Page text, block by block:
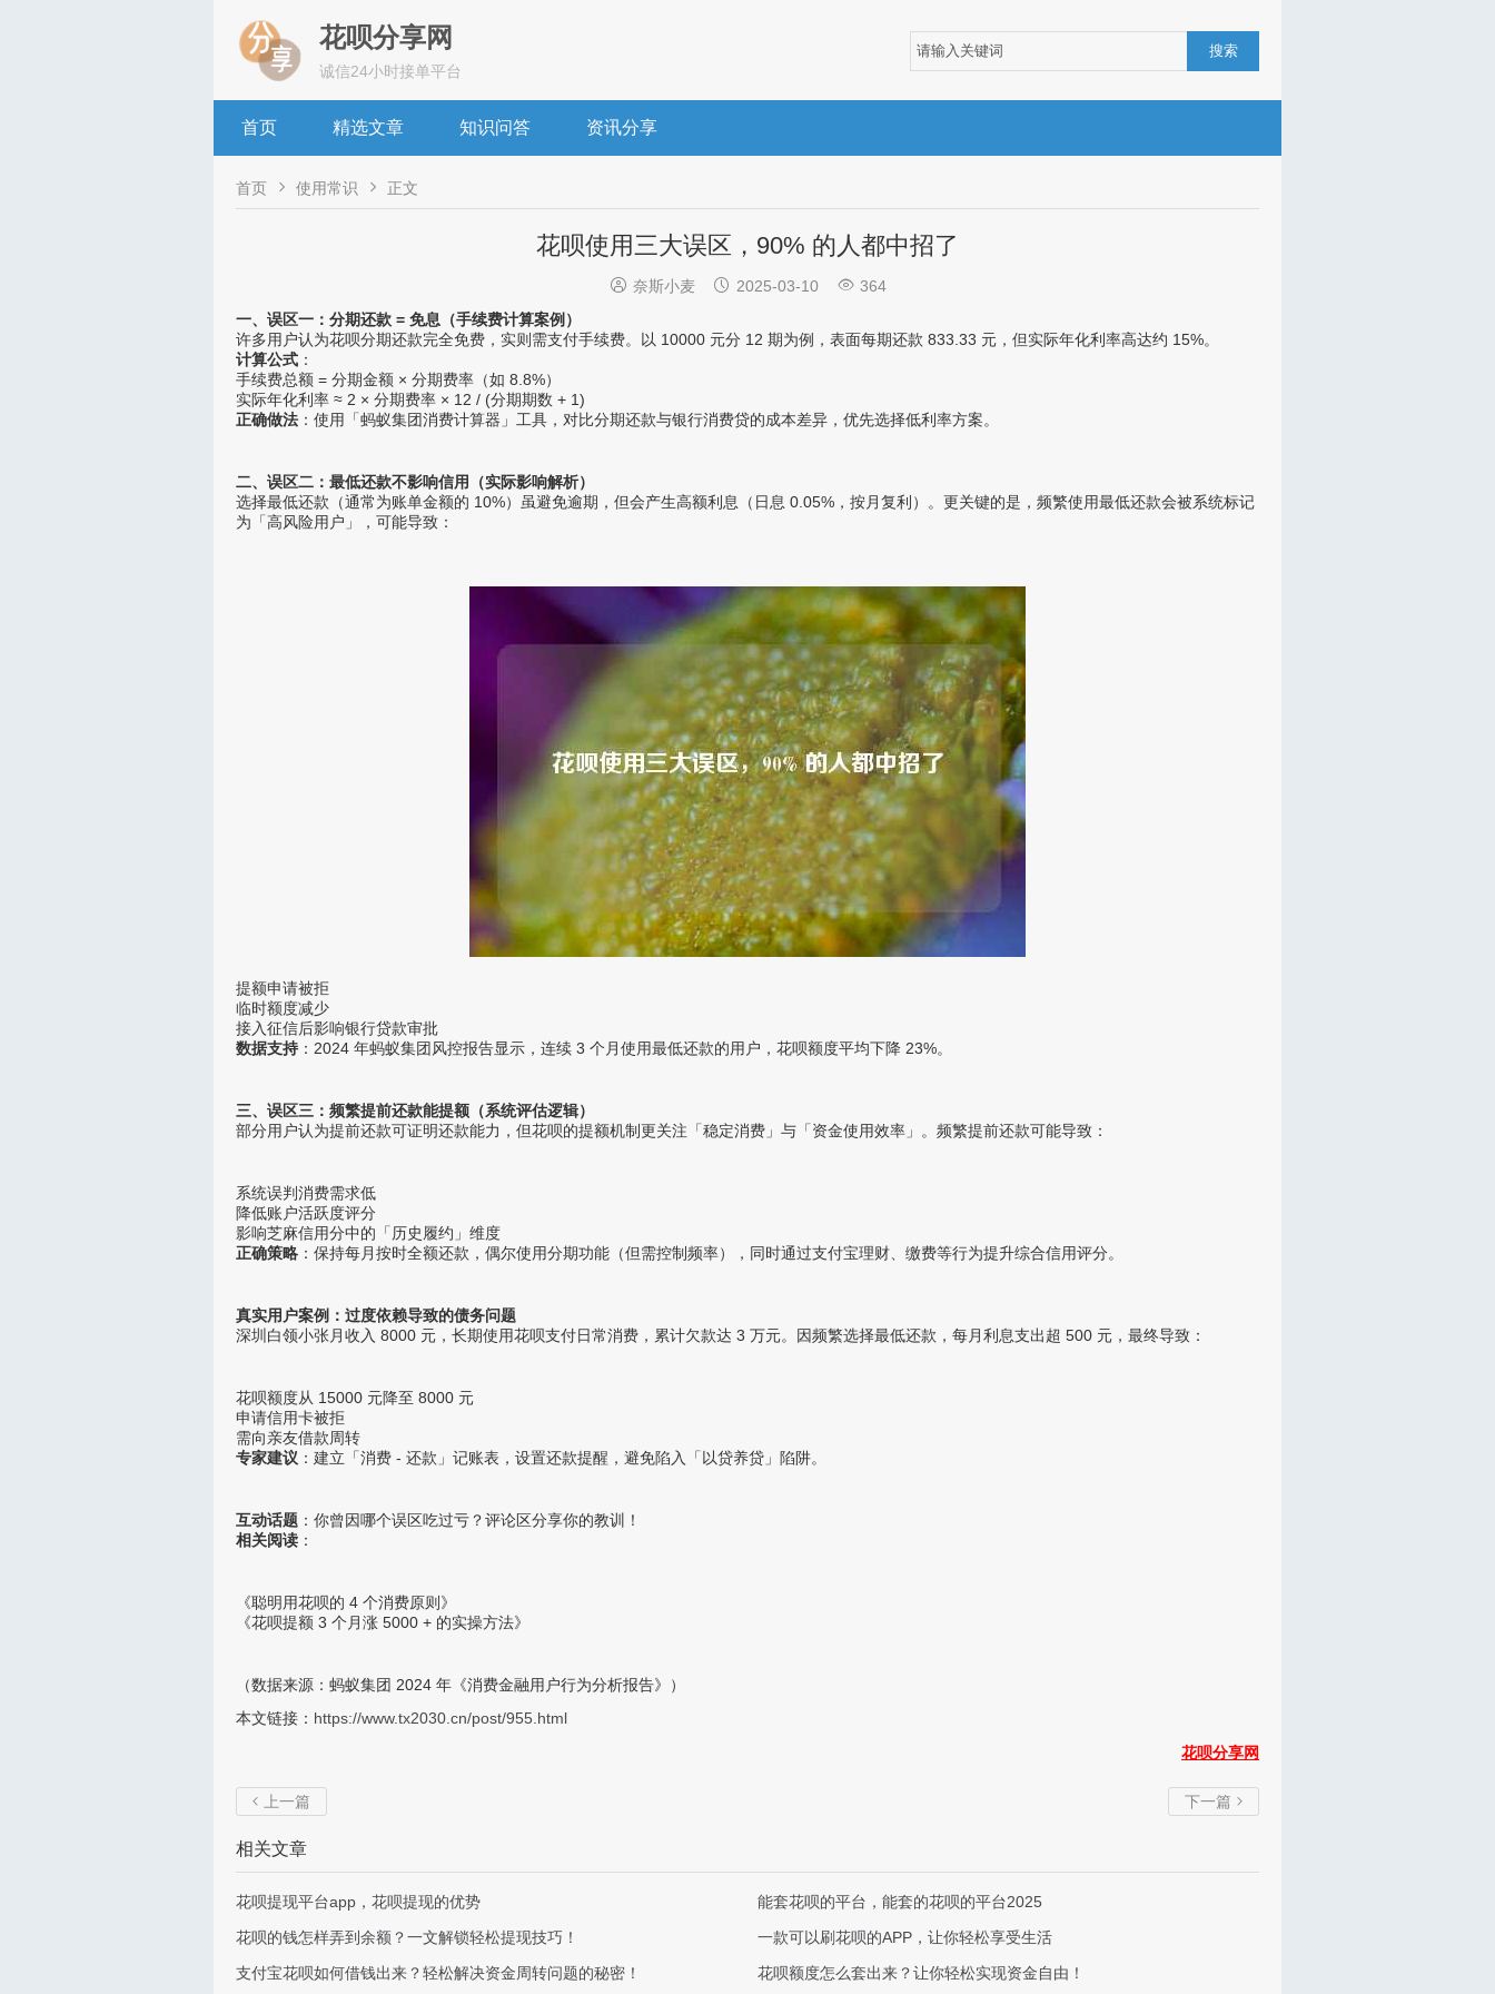
搜索
花呗分享网
诚信24小时接单平台
首页 精选文章 知识问答 资讯分享
首页  使用常识  正文
花呗使用三大误区，90% 的人都中招了
 奈斯小麦  2025-03-10  364
一、误区一：分期还款 = 免息（手续费计算案例）
许多用户认为花呗分期还款完全免费，实则需支付手续费。以 10000 元分 12 期为例，表面每期还款 833.33 元，但实际年化利率高达约 15%。
计算公式 ：
手续费总额 = 分期金额 × 分期费率（如 8.8%）
实际年化利率 ≈ 2 × 分期费率 × 12 / (分期期数 + 1)
正确做法 ：使用「蚂蚁集团消费计算器」工具，对比分期还款与银行消费贷的成本差异，优先选择低利率方案。
二、误区二：最低还款不影响信用（实际影响解析）
选择最低还款（通常为账单金额的 10%）虽避免逾期，但会产生高额利息（日息 0.05%，按月复利）。更关键的是，频繁使用最低还款会被系统标记
为「高风险用户」，可能导致：
提额申请被拒
临时额度减少
接入征信后影响银行贷款审批
数据支持 ：2024 年蚂蚁集团风控报告显示，连续 3 个月使用最低还款的用户，花呗额度平均下降 23%。
三、误区三：频繁提前还款能提额（系统评估逻辑）
部分用户认为提前还款可证明还款能力，但花呗的提额机制更关注「稳定消费」与「资金使用效率」。频繁提前还款可能导致：
系统误判消费需求低
降低账户活跃度评分
影响芝麻信用分中的「历史履约」维度
正确策略 ：保持每月按时全额还款，偶尔使用分期功能（但需控制频率），同时通过支付宝理财、缴费等行为提升综合信用评分。
真实用户案例：过度依赖导致的债务问题
深圳白领小张月收入 8000 元，长期使用花呗支付日常消费，累计欠款达 3 万元。因频繁选择最低还款，每月利息支出超 500 元，最终导致：
花呗额度从 15000 元降至 8000 元
申请信用卡被拒
需向亲友借款周转
专家建议 ：建立「消费 - 还款」记账表，设置还款提醒，避免陷入「以贷养贷」陷阱。
互动话题 ：你曾因哪个误区吃过亏？评论区分享你的教训！
相关阅读 ：
《聪明用花呗的 4 个消费原则》
《花呗提额 3 个月涨 5000 + 的实操方法》
（数据来源：蚂蚁集团 2024 年《消费金融用户行为分析报告》）
本文链接： https://www.tx2030.cn/post/955.html
花呗分享网
 上一篇 下一篇 
相关文章
花呗提现平台app，花呗提现的优势
能套花呗的平台，能套的花呗的平台2025
花呗的钱怎样弄到余额？一文解锁轻松提现技巧！
一款可以刷花呗的APP，让你轻松享受生活
支付宝花呗如何借钱出来？轻松解决资金周转问题的秘密！
花呗额度怎么套出来？让你轻松实现资金自由！